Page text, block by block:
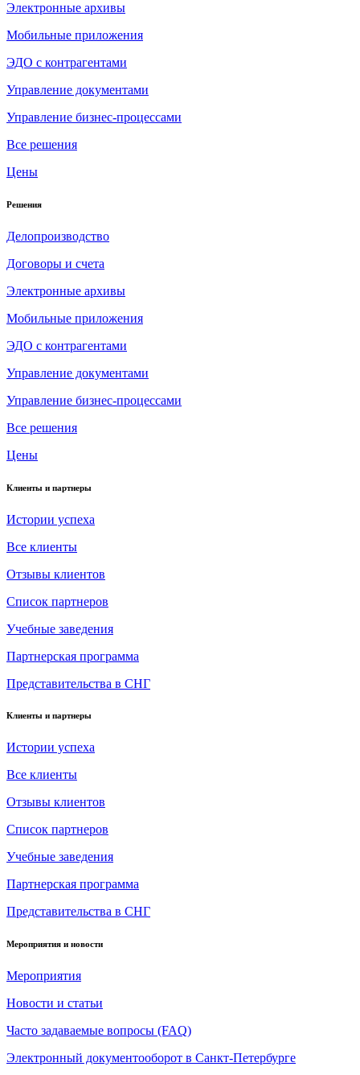
Электронные архивы
Мобильные приложения
ЭДО с контрагентами
Управление документами
Управление бизнес-процессами
Все решения
Цены
Решения
Делопроизводство
Договоры и счета
Электронные архивы
Мобильные приложения
ЭДО с контрагентами
Управление документами
Управление бизнес-процессами
Все решения
Цены
Клиенты и партнеры
Истории успеха
Все клиенты
Отзывы клиентов
Список партнеров
Учебные заведения
Партнерская программа
Представительства в СНГ
Клиенты и партнеры
Истории успеха
Все клиенты
Отзывы клиентов
Список партнеров
Учебные заведения
Партнерская программа
Представительства в СНГ
Мероприятия и новости
Мероприятия
Новости и статьи
Часто задаваемые вопросы (FAQ)
Электронный документооборот в Санкт-Петербурге